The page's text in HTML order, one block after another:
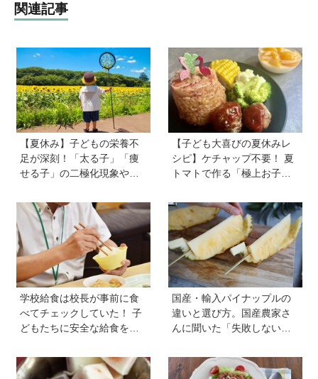
関連記事
【夏休み】子どもの栄養不
足が深刻！「太る子」「痩
せる子」の二極化現象や、
決のカギは1日3回のたんぱ
く質と、発酵食品＆乾物の
活用《専門家監修》
【子ども大喜びの夏休みレ
シピ】ケチャップ不要！ 夏
トマトで作る「極上お子様
「おまけゼリー」を料理
家・川上ミホさんが直伝
学校給食は校長が事前に食
べてチェックしていた！ 子
どもたちに安全な給食を届
た「検食」の現場を取材
国産・輸入パイナップルの
違いと選び方。国産農家さ
んに聞いた「失敗しない見
イデア【季節のフルーツカ
ット便りvol.22】